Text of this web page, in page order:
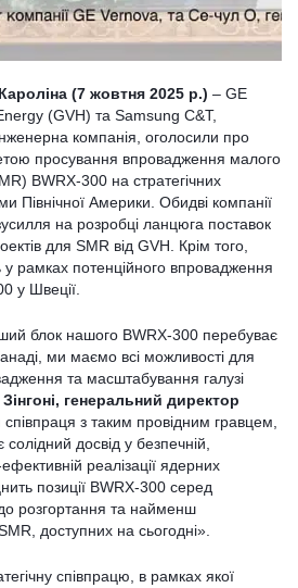
(7 жовтня 2025 р.) – GE
(GVH) та Samsung C&T,
компанія, оголосили про
просування впровадження малого
BWRX-300 на стратегічних
Північної Америки. Обидві компанії
на розробці ланцюга поставок
для SMR від GVH. Крім того,
рамках потенційного впровадження
у Швеції.
блок нашого BWRX-300 перебуває
ми маємо всі можливості для
та масштабування галузі
генеральний директор
співпраця з таким провідним гравцем,
досвід у безпечній,
реалізації ядерних
позиції BWRX-300 серед
розгортання та найменш
доступних на сьогодні».
співпрацю, в рамках якої